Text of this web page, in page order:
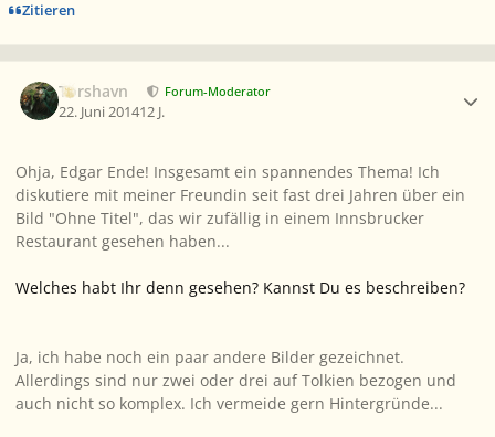
Zitieren
Torshavn Forum-Moderator
22. Juni 201412 J.
Ohja, Edgar Ende! Insgesamt ein spannendes Thema! Ich
diskutiere mit meiner Freundin seit fast drei Jahren über ein
Bild "Ohne Titel", das wir zufällig in einem Innsbrucker
Restaurant gesehen haben...
Welches habt Ihr denn gesehen? Kannst Du es beschreiben?
Ja, ich habe noch ein paar andere Bilder gezeichnet.
Allerdings sind nur zwei oder drei auf Tolkien bezogen und
auch nicht so komplex. Ich vermeide gern Hintergründe...